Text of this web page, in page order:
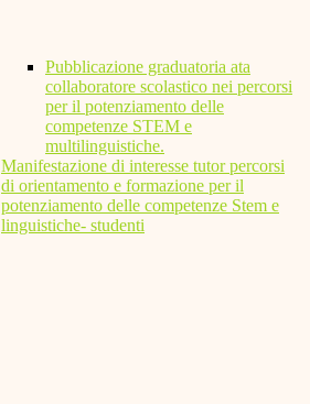
Pubblicazione graduatoria ata
collaboratore scolastico nei percorsi
per il potenziamento delle
competenze STEM e
multilinguistiche.
Manifestazione di interesse tutor percorsi
di orientamento e formazione per il
potenziamento delle competenze Stem e
linguistiche- studenti